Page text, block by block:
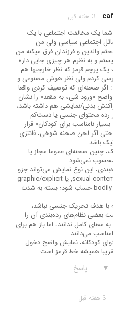
3 هفته قبل
یک مخالفت اجتماعی با یک
اجتماعی سیاسی ولی من
والدین و فرزندان فرق میکنه من
و به نظرم هر چیزی جایی داره
پرچم قرمز که نظر خارجیها هم
کردم ولی نظر هوش مصنوعی و
اگر صحنه‌ای که توصیف کردی واقعا
«ورود شیء به مقعد» را نشان
بدنی/نمایشی هم داشته باشد،
رده محتوای جنسی یا دست‌کم
نامناسب برای کودکان» قرار
حتی اگر لحن صحنه شوخی، فانتزی
باشد.
چنین صحنه‌ای عموما مجاز یا
نمی‌شود.
این نوع نمایش می‌تواند جزو
sexual content, nudity, یا graphic/explicit
bodily content حساب شود؛ بسته به شدت
با هدف تحریک جنسی نباشد،
بعضی نظام‌های رده‌بندی آن را
معنای کامل ندانند، اما باز هم برای
می‌دانند.
کودکانه، نمایش واضح دخول
همیشه خط قرمز است.
▼ پاسخ
3 هفته قبل